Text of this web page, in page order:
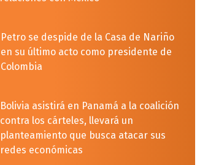
Petro se despide de la Casa de Nariño
en su último acto como presidente de
Colombia
Bolivia asistirá en Panamá a la coalición
contra los cárteles, llevará un
planteamiento que busca atacar sus
redes económicas